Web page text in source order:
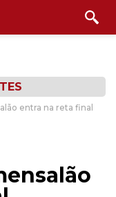
entra na reta final